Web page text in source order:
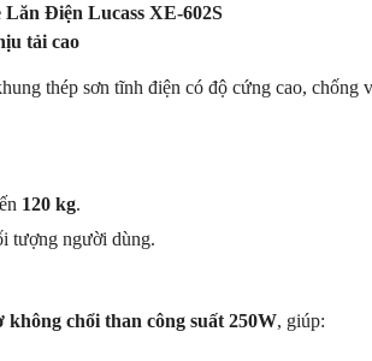
Điện Lucass XE-602S
tải cao
thép sơn tĩnh điện có độ cứng cao, chống
120 kg.
tượng người dùng.
không chổi than công suất 250W, giúp: